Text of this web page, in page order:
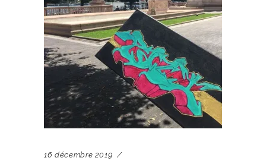
16 décembre 2019